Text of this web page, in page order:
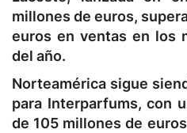
millones de euros,
euros en ventas en los
del año.
Norteamérica sigue
para Interparfums, con
de 105 millones de